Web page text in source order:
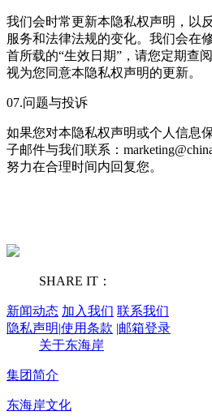
我们会时常更新本隐私权声明，以
服务和法律法规的变化。我们会在
首所载的“生效日期”，请您定期查
视为您同意本隐私权声明的更新。
07.问题与投诉
如果您对本隐私权声明或个人信息
子邮件与我们联系：
努力在合理时间内回复您。
SHARE IT：
新闻动态 加入我们 联系我们
隐私声明|使用条款 |邮箱登录
关于东海岸
集团简介
东海岸文化